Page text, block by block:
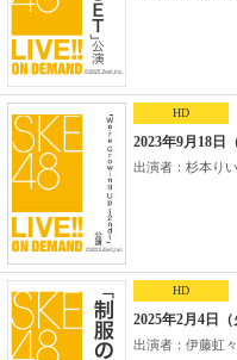
HD
2023年9月18日
出演者：杉本り
HD
2025年2月4日
出演者：伊藤虹